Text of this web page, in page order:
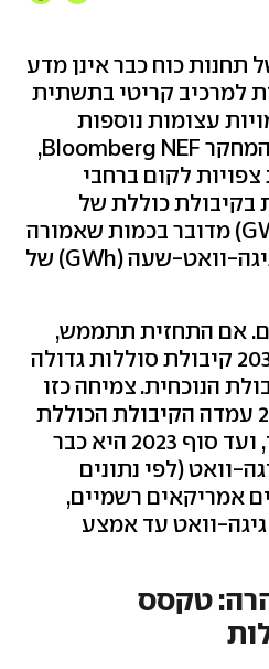
תחנות כוח כבר אינן מדע
למרכיב קריטי בתשתית
עצומות נוספות
המחקרBloomberg NEF
,
לקום ברחבי
בקיבולת כוללת של
) מדובר בכמות שאמורה
GWh) של
אם התחזית תתממש,
לארה"ב תהיה בשנת 2030 קיבולת סוללות גדולה
הנוכחית.צמיחה כזו
אינה זרה לענף: ב-2020 עמדה הקיבולת הכוללת
על 1.5 גיגה-וואט בלבד, ועד סוף 2023 היא כבר
לשיא של 27.3 גיגה-וואט (לפי נתונים
אמריקאים רשמיים,
הקיבולת עלתה לכ-21 גיגה-וואט עד אמצע
טקסס